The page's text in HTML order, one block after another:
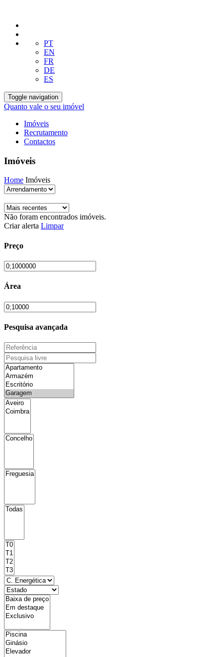
PT
EN
FR
DE
ES
Toggle navigation
Quanto vale o seu imóvel
Imóveis
Recrutamento
Contactos
Imóveis
Home Imóveis
Não foram encontrados imóveis.
Criar alerta Limpar
Preço
Área
Pesquisa avançada